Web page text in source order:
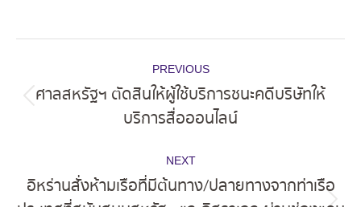
navigation
PREVIOUS
Previous
post:
ศาลสหรัฐฯ ตัดสินให้ผู้ใช้บริการชนะคดีบริษัทให้
บริการสื่อออนไลน์
NEXT
อิหร่านสั่งห้ามเรือที่มีต้นทาง/ปลายทางจากท่าเรือ